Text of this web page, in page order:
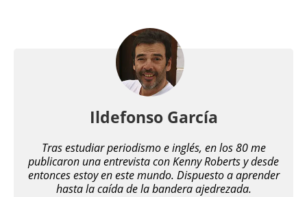
Ildefonso García
Tras estudiar periodismo e inglés, en los 80 me
publicaron una entrevista con Kenny Roberts y desde
entonces estoy en este mundo. Dispuesto a aprender
hasta la caída de la bandera ajedrezada.